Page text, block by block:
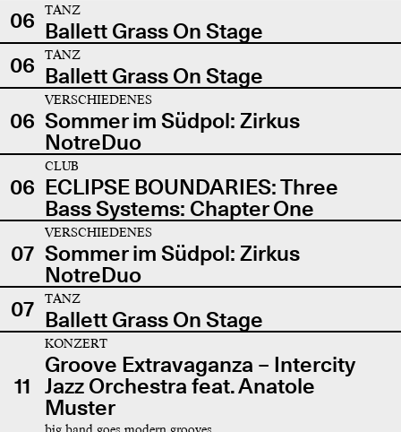
06
TANZ
Ballett Grass On Stage
06
TANZ
Ballett Grass On Stage
06
VERSCHIEDENES
Sommer im Südpol: Zirkus
NotreDuo
06
CLUB
ECLIPSE BOUNDARIES: Three
Bass Systems: Chapter One
07
VERSCHIEDENES
Sommer im Südpol: Zirkus
NotreDuo
07
TANZ
Ballett Grass On Stage
11
KONZERT
Groove Extravaganza – Intercity
Jazz Orchestra feat. Anatole
Muster